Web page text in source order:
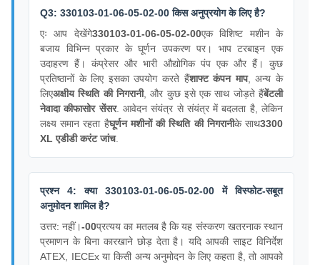
Q3: 330103-01-06-05-02-00 किस अनुप्रयोग के लिए है?
एः आप देखेंगे330103-01-06-05-02-00एक विशिष्ट मशीन के
बजाय विभिन्न प्रकार के घूर्णन उपकरण पर। भाप टरबाइन एक
उदाहरण हैं। कंप्रेसर और भारी औद्योगिक पंप एक और हैं। कुछ
प्रतिष्ठानों के लिए इसका उपयोग करते हैंशाफ्ट कंपन माप, अन्य के
लिएअक्षीय स्थिति की निगरानी, और कुछ इसे एक साथ जोड़ते हैंबेंटली
नेवादा कीफासोर सेंसर. आवेदन संयंत्र से संयंत्र में बदलता है, लेकिन
लक्ष्य समान रहता हैघूर्णन मशीनों की स्थिति की निगरानीके साथ3300
XL एडीडी करंट जांच.
प्रश्न 4: क्या 330103-01-06-05-02-00 में विस्फोट-सबूत
अनुमोदन शामिल है?
उत्तर: नहीं।-00प्रत्यय का मतलब है कि यह संस्करण खतरनाक स्थान
प्रमाणन के बिना कारखाने छोड़ देता है। यदि आपकी साइट विनिर्देश
ATEX, IECEx या किसी अन्य अनुमोदन के लिए कहता है, तो आपको